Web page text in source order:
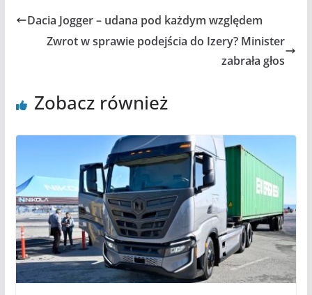
Dacia Jogger – udana pod każdym względem
Zwrot w sprawie podejścia do Izery? Minister
zabrała głos
Zobacz również